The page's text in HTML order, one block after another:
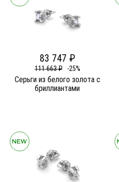
83 747 ₽
111 663 ₽ -25%
Серьги из белого золота c
бриллиантами